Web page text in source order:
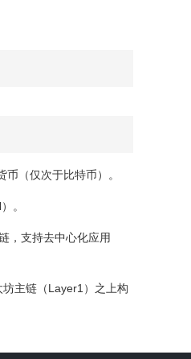
（仅次于比特币）。
。
，支持去中心化应用
主链（Layer1）之上构